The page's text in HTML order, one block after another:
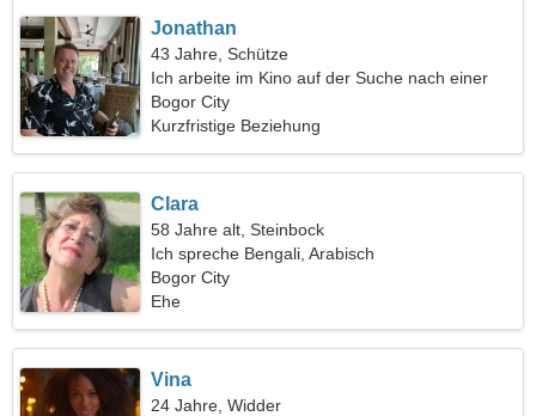
Jonathan
43 Jahre, Schütze
Ich arbeite im Kino auf der Suche nach einer
romantischen Frau
Bogor City
Kurzfristige Beziehung
Clara
58 Jahre alt, Steinbock
Ich spreche Bengali, Arabisch
Bogor City
Ehe
Vina
24 Jahre, Widder